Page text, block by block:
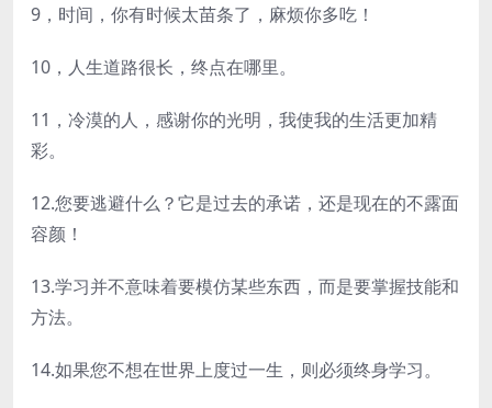
9，时间，你有时候太苗条了，麻烦你多吃！
10，人生道路很长，终点在哪里。
11，冷漠的人，感谢你的光明，我使我的生活更加精
彩。
12.您要逃避什么？它是过去的承诺，还是现在的不露面
容颜！
13.学习并不意味着要模仿某些东西，而是要掌握技能和
方法。
14.如果您不想在世界上度过一生，则必须终身学习。